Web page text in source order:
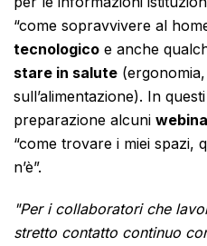
“come sopravvivere al
tecnologico e anche
stare in salute
sull’alimentazione). In
preparazione alcuni
“come trovare i miei spazi,
n’è”.
"Per i collaboratori che
stretto contatto continuo